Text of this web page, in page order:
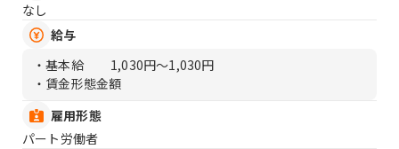
なし
給与
・基本給
1,030円〜1,030円
・賃金形態金額
雇用形態
パート労働者